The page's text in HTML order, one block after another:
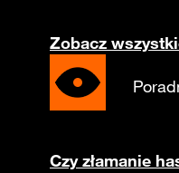
Zobacz
Czy złamanie